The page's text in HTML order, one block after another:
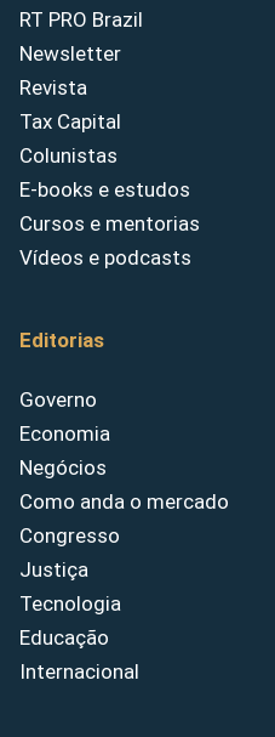
RT PRO Brazil
Newsletter
Revista
Tax Capital
Colunistas
E-books e estudos
Cursos e mentorias
Vídeos e podcasts
Editorias
Governo
Economia
Negócios
Como anda o mercado
Congresso
Justiça
Tecnologia
Educação
Internacional